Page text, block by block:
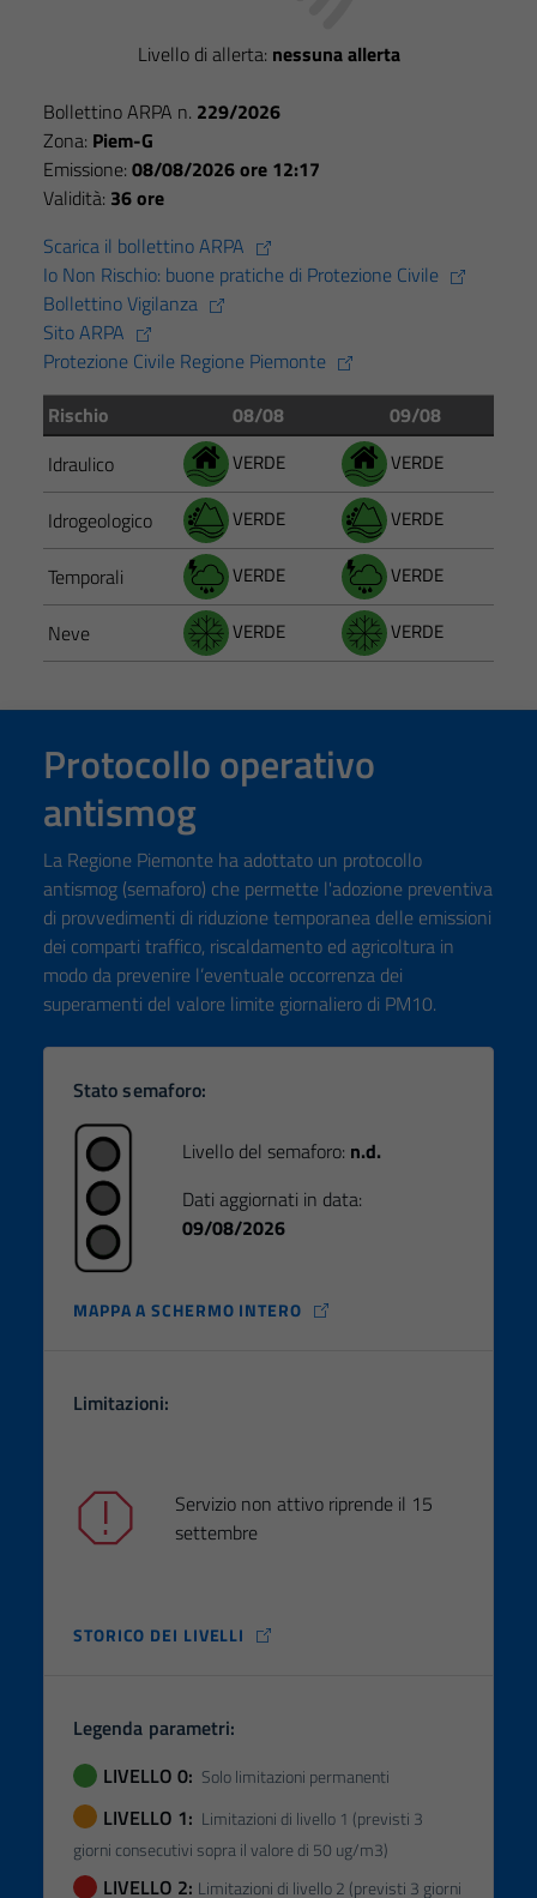
Livello di allerta: nessuna allerta
Bollettino ARPA n. 229/2026
Zona: Piem-G
Emissione: 08/08/2026 ore 12:17
Validità: 36 ore
Scarica il bollettino ARPA
Io Non Rischio: buone pratiche di Protezione Civile
Bollettino Vigilanza
Sito ARPA
Protezione Civile Regione Piemonte
Rischio
08/08
09/08
Idraulico
VERDE VERDE
Idrogeologico VERDE VERDE
Temporali VERDE VERDE
Neve VERDE VERDE
Protocollo operativo
antismog
La Regione Piemonte ha adottato un protocollo
antismog (semaforo) che permette l'adozione preventiva
di provvedimenti di riduzione temporanea delle emissioni
dei comparti traffico, riscaldamento ed agricoltura in
modo da prevenire l’eventuale occorrenza dei
superamenti del valore limite giornaliero di PM10.
Stato semaforo:
Livello del semaforo: n.d.
Dati aggiornati in data:
09/08/2026
MAPPA A SCHERMO INTERO
Limitazioni:
Servizio non attivo riprende il 15
settembre
STORICO DEI LIVELLI
Legenda parametri:
LIVELLO 0: Solo limitazioni permanenti
LIVELLO 1: Limitazioni di livello 1 (previsti 3
giorni consecutivi sopra il valore di 50 ug/m3)
LIVELLO 2: Limitazioni di livello 2 (previsti 3 giorni
per il
possono
essere
Questi cookie
non raccolgono
informazioni
personali.